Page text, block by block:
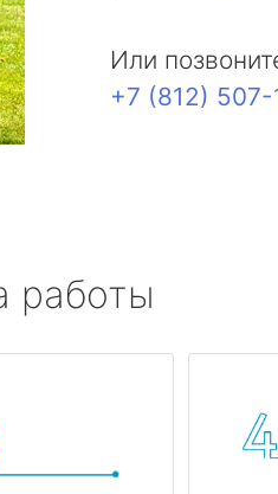
Или
+7 (812)
работы